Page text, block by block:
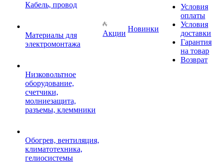
Кабель, провод
Материалы для
электромонтажа
Низковольтное
оборудование,
счетчики,
молниезащита,
разъемы, клеммники
Обогрев, вентиляция,
климатотехника,
гелиосистемы
Акции
Новинки
Условия
оплаты
Условия
доставки
Гарантия
на товар
Возврат